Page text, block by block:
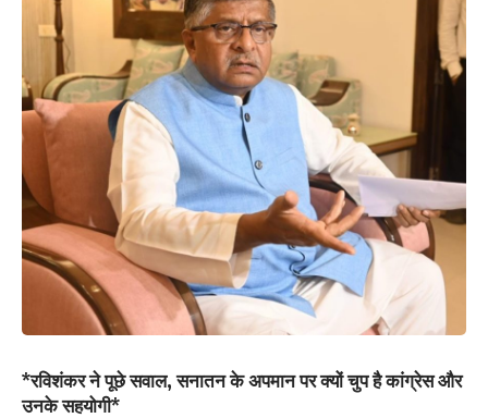
*रविशंकर ने पूछे सवाल, सनातन के अपमान पर क्यों चुप है कांग्रेस और
उनके सहयोगी*